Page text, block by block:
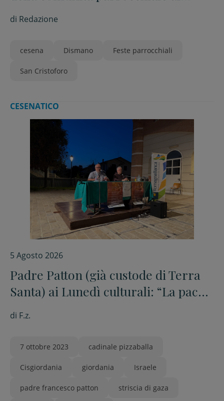
termine della festa
di Redazione
cesena Dismano Feste parrocchiali
San Cristoforo
CESENATICO
5 Agosto 2026
Padre Patton (già custode di Terra
Santa) ai Lunedì culturali: “La pace è
un prodotto artigianale. Si
costruisce pezzo per pezzo”
di F.z.
7 ottobre 2023 cadinale pizzaballa
Cisgiordania giordania Israele
padre francesco patton striscia di gaza